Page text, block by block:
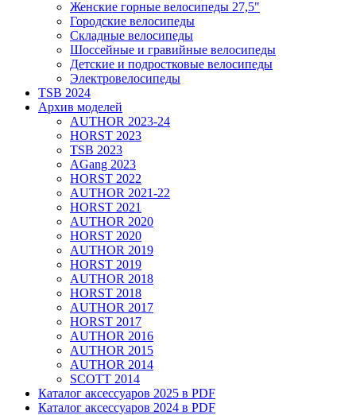
Женские горные велосипеды 27,5"
Городские велосипеды
Складные велосипеды
Шоссейные и гравийные велосипеды
Детские и подростковые велосипеды
Электровелосипеды
TSB 2024
Архив моделей
AUTHOR 2023-24
HORST 2023
TSB 2023
AGang 2023
HORST 2022
AUTHOR 2021-22
HORST 2021
AUTHOR 2020
HORST 2020
AUTHOR 2019
HORST 2019
AUTHOR 2018
HORST 2018
AUTHOR 2017
HORST 2017
AUTHOR 2016
AUTHOR 2015
AUTHOR 2014
SCOTT 2014
Каталог аксессуаров 2025 в PDF
Каталог аксессуаров 2024 в PDF